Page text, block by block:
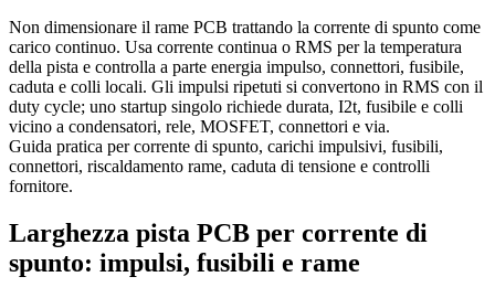
Non dimensionare il rame PCB trattando la corrente di spunto come
carico continuo. Usa corrente continua o RMS per la temperatura
della pista e controlla a parte energia impulso, connettori, fusibile,
caduta e colli locali. Gli impulsi ripetuti si convertono in RMS con il
duty cycle; uno startup singolo richiede durata, I2t, fusibile e colli
vicino a condensatori, rele, MOSFET, connettori e via.
Guida pratica per corrente di spunto, carichi impulsivi, fusibili,
connettori, riscaldamento rame, caduta di tensione e controlli
fornitore.
Larghezza pista PCB per corrente di
spunto: impulsi, fusibili e rame